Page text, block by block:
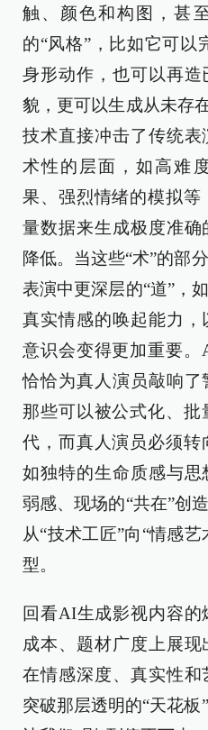
触、颜色和构图，甚
的“风格”，比如它可以
身形动作，也可以再
貌，更可以生成从未存
技术直接冲击了传统
术性的层面，如高难
果、强烈情绪的模拟
量数据来生成极度准
降低。当这些“术”的部
表演中更深层的“道”，
真实情感的唤起能力
意识会变得更加重要
恰恰为真人演员敲响了
那些可以被公式化、
代，而真人演员必须转
如独特的生命质感与
弱感、现场的“共在”创
从“技术工匠”向“情感
型。
回看AI生成影视内容的
成本、题材广度上展现
在情感深度、真实性
突破那层透明的“天花